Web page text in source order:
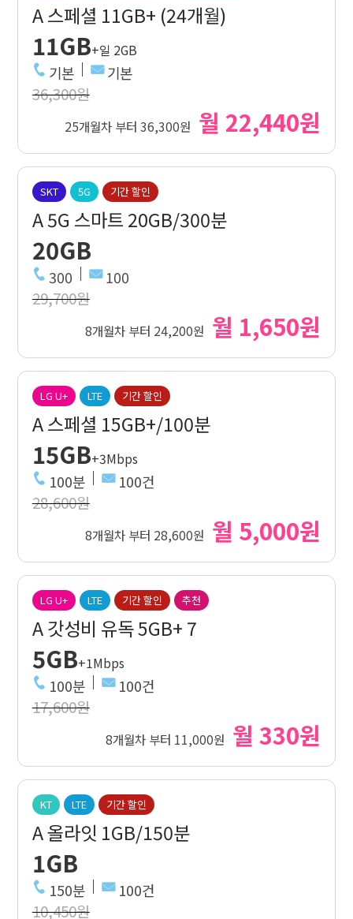
A 스페셜 11GB+ (24개월)
11GB+일 2GB
기본 기본
36,300원
25개월차 부터 36,300원 월 22,440원
SKT 5G 기간 할인
A 5G 스마트 20GB/300분
20GB
300 100
29,700원
8개월차 부터 24,200원 월 1,650원
LG U+ LTE 기간 할인
A 스페셜 15GB+/100분
15GB+3Mbps
100분 100건
28,600원
8개월차 부터 28,600원 월 5,000원
LG U+ LTE 기간 할인 추천
A 갓성비 유독 5GB+ 7
5GB+1Mbps
100분 100건
17,600원
8개월차 부터 11,000원 월 330원
KT LTE 기간 할인
A 올라잇 1GB/150분
1GB
150분 100건
10,450원